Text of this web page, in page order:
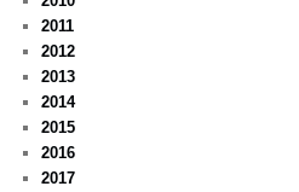
2011
2012
2013
2014
2015
2016
2017